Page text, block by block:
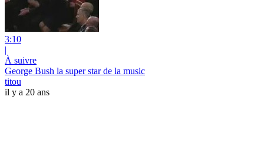
3:10
|
À suivre
George Bush la super star de la music
titou
il y a 20 ans